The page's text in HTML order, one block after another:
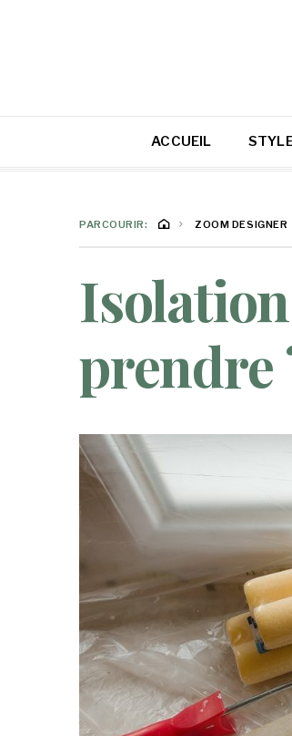
ACCUEIL
PARCOURIR: ZOOM DESIGNER
prendre